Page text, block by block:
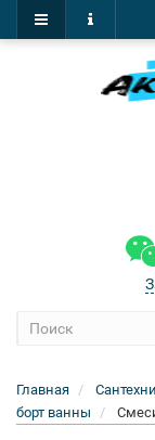
Главная
борт ванны